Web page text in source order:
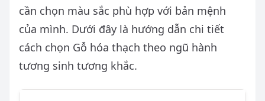
cần chọn màu sắc phù hợp với bản mệnh
của mình. Dưới đây là hướng dẫn chi tiết
cách chọn Gỗ hóa thạch theo ngũ hành
tương sinh tương khắc.